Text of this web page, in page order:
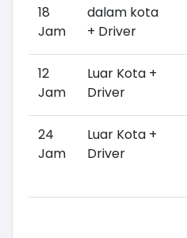
18
Jam
dalam kota
+ Driver
12
Jam
Luar Kota +
Driver
24
Jam
Luar Kota +
Driver